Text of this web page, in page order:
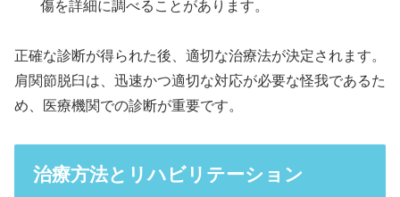
傷を詳細に調べることがあります。
正確な診断が得られた後、適切な治療法が決定されます。
肩関節脱臼は、迅速かつ適切な対応が必要な怪我であるた
め、医療機関での診断が重要です。
治療方法とリハビリテーション